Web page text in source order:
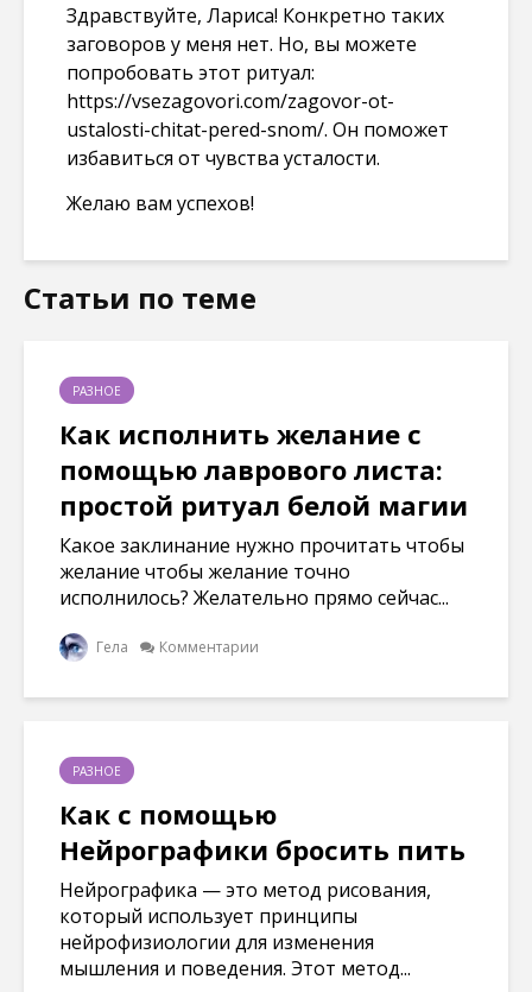
Здравствуйте, Лариса! Конкретно таких
заговоров у меня нет. Но, вы можете
попробовать этот ритуал:
https://vsezagovori.com/zagovor-ot-
ustalosti-chitat-pered-snom/. Он поможет
избавиться от чувства усталости.
Желаю вам успехов!
Статьи по теме
РАЗНОЕ
Как исполнить желание с
помощью лаврового листа:
простой ритуал белой магии
Какое заклинание нужно прочитать чтобы
желание чтобы желание точно
исполнилось? Желательно прямо сейчас...
Гела Комментарии
РАЗНОЕ
Как с помощью
Нейрографики бросить пить
Нейрографика — это метод рисования,
который использует принципы
нейрофизиологии для изменения
мышления и поведения. Этот метод...